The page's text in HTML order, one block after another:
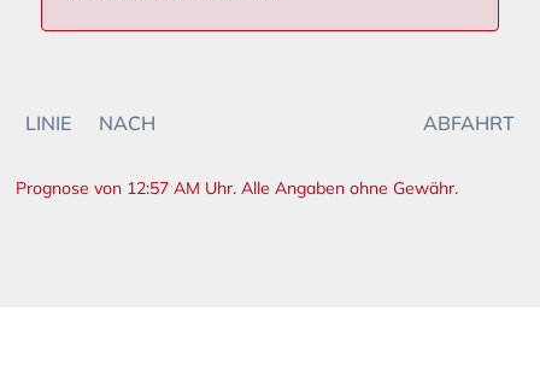
LINIE NACH ABFAHRT
Prognose von 12:57 AM Uhr. Alle Angaben ohne Gewähr.